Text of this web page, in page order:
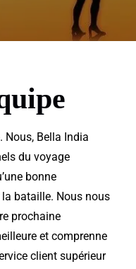
Nous, Bella India
duvoyage
bonne
bataille. Nous nous
prochaine
et comprenne
client supérieur